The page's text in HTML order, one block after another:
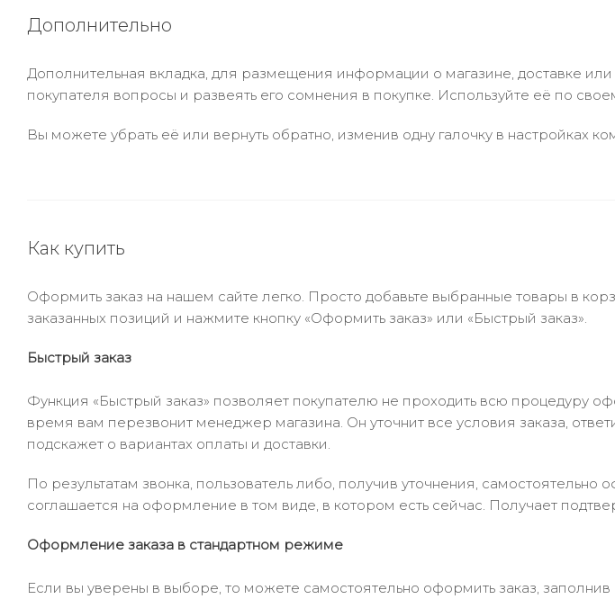
Дополнительно
Дополнительная вкладка, для размещения информации о магазине, доставке
покупателя вопросы и развеять его сомнения в покупке. Используйте её по
Вы можете убрать её или вернуть обратно, изменив одну галочку в настройках
Как купить
Оформить заказ на нашем сайте легко. Просто добавьте выбранные товары в
заказанных позиций и нажмите кнопку «Оформить заказ» или «Быстрый заказ».
Быстрый заказ
Функция «Быстрый заказ» позволяет покупателю не проходить всю процедуру
время вам перезвонит менеджер магазина. Он уточнит все условия заказа,
подскажет о вариантах оплаты и доставки.
По результатам звонка, пользователь либо, получив уточнения,
соглашается на оформление в том виде, в котором есть сейчас. Получает
Оформление заказа в стандартном режиме
Если вы уверены в выборе, то можете самостоятельно оформить заказ,